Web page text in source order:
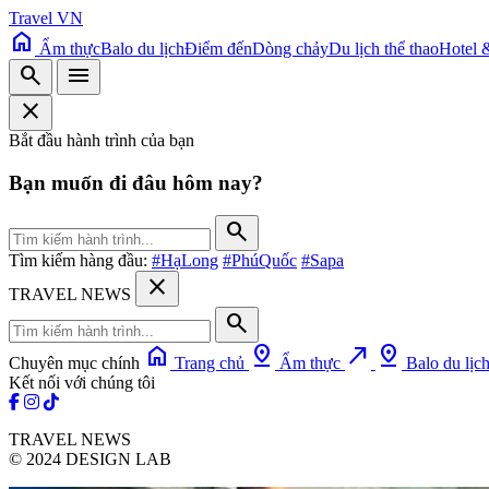
Travel VN
home Ẩm thựcBalo du lịchĐiểm đếnDòng chảyDu lịch thể thaoHotel
search
menu
close
Bắt đầu hành trình của bạn
Bạn muốn đi đâu hôm nay?
search
Tìm kiếm hàng đầu: #HạLong #PhúQuốc #Sapa
TRAVEL NEWS
close
search
Chuyên mục chính home Trang chủ pin_drop Ẩm thực north_east pin_drop Balo du lịch
Kết nối với chúng tôi
TRAVEL NEWS
© 2024 DESIGN LAB